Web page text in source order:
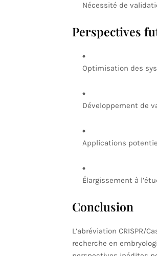
Nécessité de
Perspectives
Optimisation des
Développement de
Applications
Élargissement à
Conclusion
L’abréviation CRISPR/
recherche en